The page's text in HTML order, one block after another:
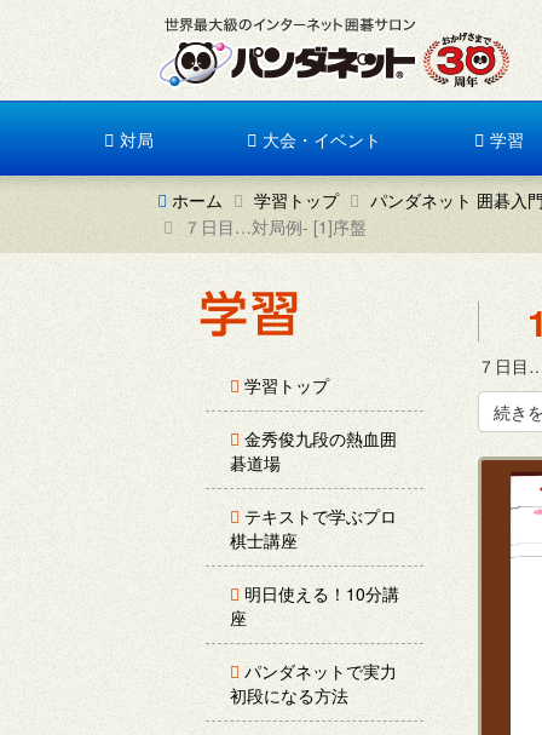
対局 大会・イベント 学習
ホーム 学習トップ
パンダネット 囲碁入
７日目…対局例- [1]序盤
学習トップ
金秀俊九段の熱血囲
碁道場
テキストで学ぶプロ
棋士講座
明日使える！10分講
座
パンダネットで実力
初段になる方法
７日目
続き